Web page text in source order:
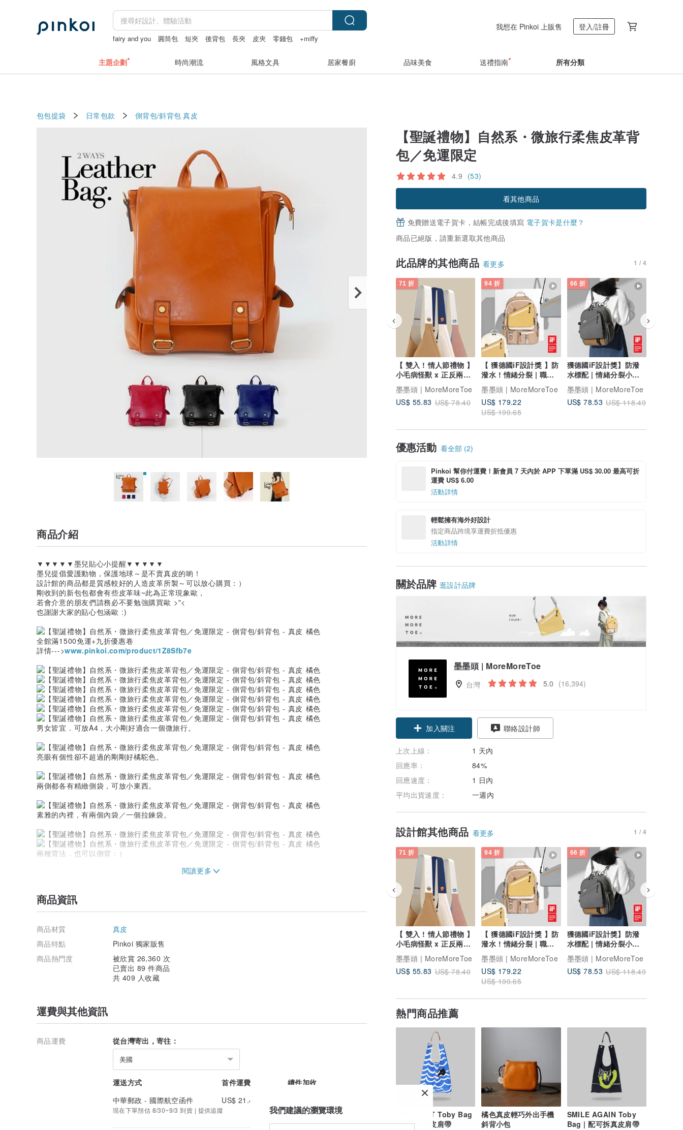
fairy and you 圓筒包 短夾 後背包 長夾 皮夾 零錢包 +miffy
我想在 Pinkoi 上販售 登入/註冊
主題企劃 時尚潮流 風格文具 居家餐廚 品味美食 送禮指南 所有分類
包包提袋 日常包款 側背包/斜背包 真皮
【聖誕禮物】自然系・微旅行柔焦皮革背
包／免運限定
4.9 (53)
看其他商品
免費贈送電子賀卡，結帳完成後填寫 電子賀卡是什麼？
商品已絕版，請重新選取其他商品
此品牌的其他商品 看更多 1 / 4
71 折
【 雙入 ! 情人節禮物 】
小毛病怪獸 x 正反兩面
用 l 撞色帆布包
墨墨頭 | MoreMoreToe
US$ 55.83 US$ 78.40
94 折
【 獲德國iF設計獎 】防
潑水 ! 情緒分裂 | 職人
大背包 x 奶茶色
墨墨頭 | MoreMoreToe
US$ 179.22
US$ 190.65
66 折
獲德國iF設計獎】防潑
水標配 | 情緒分裂小背
包 + 拆卸小包
墨墨頭 | MoreMoreToe
US$ 78.53 US$ 118.49
優惠活動 看全部 (2)
Pinkoi 幫你付運費！新會員 7 天內於 APP 下單滿 US$ 30.00 最高可折
運費 US$ 6.00
活動詳情
輕鬆擁有海外好設計
指定商品跨境享運費折抵優惠
活動詳情
關於品牌 逛設計品牌
墨墨頭 | MoreMoreToe
台灣 5.0 (16,394)
加入關注 聯絡設計師
上次上線：
1 天內
回應率：
84%
回應速度：
1 日內
平均出貨速度：
一週內
設計館其他商品 看更多 1 / 4
71 折
【 雙入 ! 情人節禮物 】
小毛病怪獸 x 正反兩面
用 l 撞色帆布包
墨墨頭 | MoreMoreToe
US$ 55.83 US$ 78.40
94 折
【 獲德國iF設計獎 】防
潑水 ! 情緒分裂 | 職人
大背包 x 奶茶色
墨墨頭 | MoreMoreToe
US$ 179.22
US$ 190.65
66 折
獲德國iF設計獎】防潑
水標配 | 情緒分裂小背
包 + 拆卸小包
墨墨頭 | MoreMoreToe
US$ 78.53 US$ 118.49
熱門商品推薦
DRIFT CAT Toby Bag
| 配可拆真皮肩帶
橘色真皮輕巧外出手機
斜背小包
SMILE AGAIN Toby
Bag | 配可拆真皮肩帶
商品介紹
▼▼▼▼▼墨兒貼心小提醒▼▼▼▼▼
墨兒提倡愛護動物，保護地球～是不賣真皮的喲！
設計館的商品都是質感較好的人造皮革所製～可以放心購買：）
剛收到的新包包都會有些皮革味~此為正常現象歐，
若會介意的朋友們請務必不要勉強購買歐 >"<
也謝謝大家的貼心包涵歐 :)
全館滿1500免運+九折優惠卷
詳情--->www.pinkoi.com/product/1Z8Sfb7e
男女皆宜．可放A4，大小剛好適合一個微旅行。
亮眼有個性卻不超過的剛剛好橘駝色。
兩側都各有精緻側袋，可放小東西。
素雅的內裡，有兩個內袋／一個拉鍊袋。
兩種背法．也可以側背：）
厚/ 12
重量/ 800g
袋子/ 兩側側袋x2，內裡內袋x2／拉鍊袋x1，背後拉鍊袋x1
肩帶/ 最長130cm(長度適用後背)．最短70cm(長度適用側背)
皮革軟硬/ 偏硬挺
皮革厚度/ 偏厚
►商品皆為獨家限量，多數售完就沒囉 :)
►商品顏色因燈光或螢幕等某些因素，
實品顏色都會稍微深一些喲！墨墨頭都已盡量調整嚕！
►超商取貨只限定小包，小量商品喲！
不確定的朋友可以先詢問墨墨頭再購買喲！
商品資訊
商品材質
真皮
商品特點
Pinkoi 獨家販售
商品熱門度
被欣賞 26,360 次
已賣出 89 件商品
共 409 人收藏
運費與其他資訊
商品運費 從台灣寄出，寄往：
美國
運送方式 首件運費
續件加收
中華郵政 - 國際航空函件
US$ 21.45
現在下單預估 8/30~9/3 到貨 | 提供追蹤 我們建議的瀏覽環境